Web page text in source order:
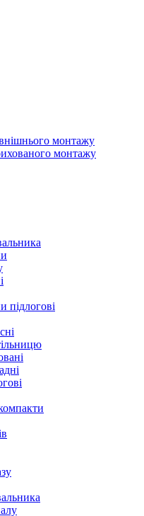
монтажу
монтажу
підлогові